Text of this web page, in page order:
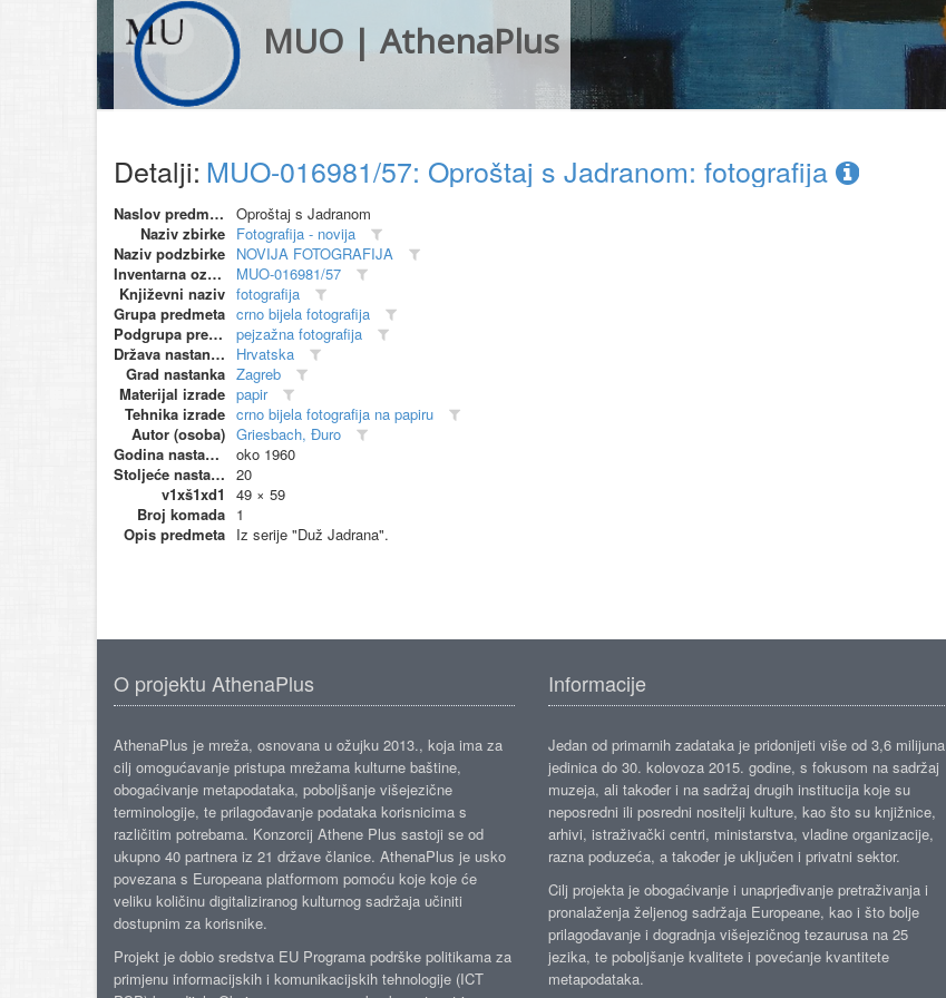
MUO | AthenaPlus
Detalji: MUO-016981/57: Oproštaj s Jadranom: fotografija
Naslov predmeta
Oproštaj s Jadranom
Naziv zbirke Fotografija - novija
Naziv podzbirke NOVIJA FOTOGRAFIJA
Inventarna oznaka
MUO-016981/57
Književni naziv fotografija
Grupa predmeta crno bijela fotografija
Podgrupa predmeta
pejzažna fotografija
Država nastanka
Hrvatska
Grad nastanka Zagreb
Materijal izrade papir
Tehnika izrade crno bijela fotografija na papiru
Autor (osoba) Griesbach, Đuro
Godina nastanka
oko 1960
Stoljeće nastanka 20
v1xš1xd1
49 × 59
Broj komada 1
Opis predmeta Iz serije "Duž Jadrana".
O projektu AthenaPlus
AthenaPlus je mreža, osnovana u ožujku 2013., koja ima za
cilj omogućavanje pristupa mrežama kulturne baštine,
obogaćivanje metapodataka, poboljšanje višejezične
terminologije, te prilagođavanje podataka korisnicima s
različitim potrebama. Konzorcij Athene Plus sastoji se od
ukupno 40 partnera iz 21 države članice. AthenaPlus je usko
povezana s Europeana platformom pomoću koje koje će
veliku količinu digitaliziranog kulturnog sadržaja učiniti
dostupnim za korisnike.
Projekt je dobio sredstva EU Programa podrške politikama za
primjenu informacijskih i komunikacijskih tehnologije (ICT
Informacije
Jedan od primarnih zadataka je pridonijeti više od 3,6 milijuna
jedinica do 30. kolovoza 2015. godine, s fokusom na sadržaj
muzeja, ali također i na sadržaj drugih institucija koje su
neposredni ili posredni nositelji kulture, kao što su knjižnice,
arhivi, istraživački centri, ministarstva, vladine organizacije,
razna poduzeća, a također je uključen i privatni sektor.
Cilj projekta je obogaćivanje i unaprjeđivanje pretraživanja i
pronalaženja željenog sadržaja Europeane, kao i što bolje
prilagođavanje i dogradnja višejezičnog tezaurusa na 25
jezika, te poboljšanje kvalitete i povećanje kvantitete
metapodataka.